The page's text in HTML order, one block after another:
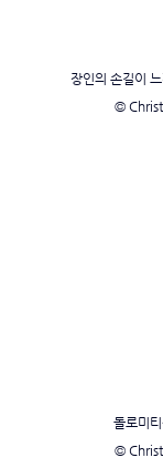
장인의 손길이
©
돌로미
©